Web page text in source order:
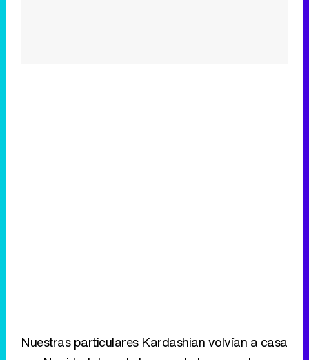
Nuestras particulares Kardashian volvían a casa